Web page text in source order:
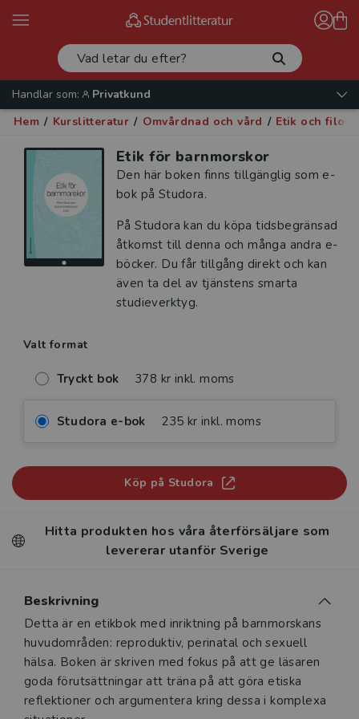
Handlar som:
Privatkund
Hem / Kurslitteratur / Omvårdnad och vård / Etik och
Etik för barnmorskor
Den här boken finns tillgänglig som e-
bok på Studora.
På Studora kan du köpa tidsbegränsad
åtkomst till denna och många andra e-
böcker. Du får tillgång direkt och kan
även ta del av tjänstens smarta
studieverktyg.
Valt format
Tryckt bok 378 kr inkl. moms
Studora e-bok 235 kr inkl. moms
Köp på Studora
Hitta produkten hos våra återförsäljare som
levererar utanför Sverige
Beskrivning
Beskrivning
Detta är en etikbok med inriktning på barnmorskans
huvudområden: reproduktiv, perinatal och sexuell
hälsa. Boken är skriven med fokus på att ge läsaren
goda förutsättningar att träna på att göra etiska
reflektioner och argumentera kring dessa i komplexa